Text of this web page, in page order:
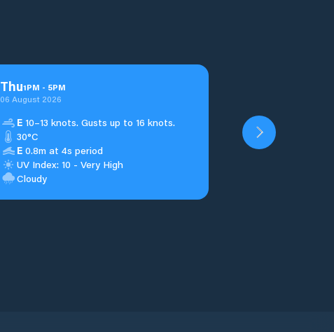
Thu1PM - 5PM
06 August 2026
E 10–13 knots. Gusts up to 16 knots.
30°C
E 0.8m at 4s period
UV Index: 10 - Very High
Cloudy